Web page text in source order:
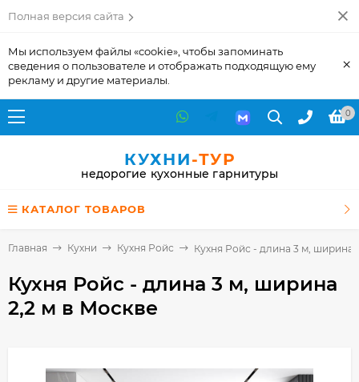
Полная версия сайта
Мы используем файлы «cookie», чтобы запоминать
сведения о пользователе и отображать подходящую ему
рекламу и другие материалы.
×
0
КУХНИ-ТУР
недорогие кухонные гарнитуры
КАТАЛОГ ТОВАРОВ
Главная Кухни Кухня Ройс Кухня Ройс - длина 3 м, ширина
Кухня Ройс - длина 3 м, ширина
2,2 м в Москве